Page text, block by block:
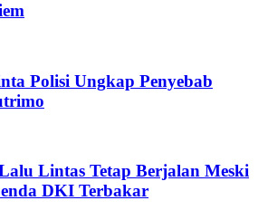
Polisi Ungkap Penyebab
Lintas Tetap Berjalan Meski
DKI Terbakar